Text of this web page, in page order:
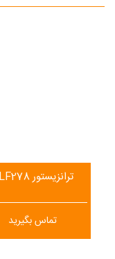
ترانزیستور BLF278
تماس بگیرید